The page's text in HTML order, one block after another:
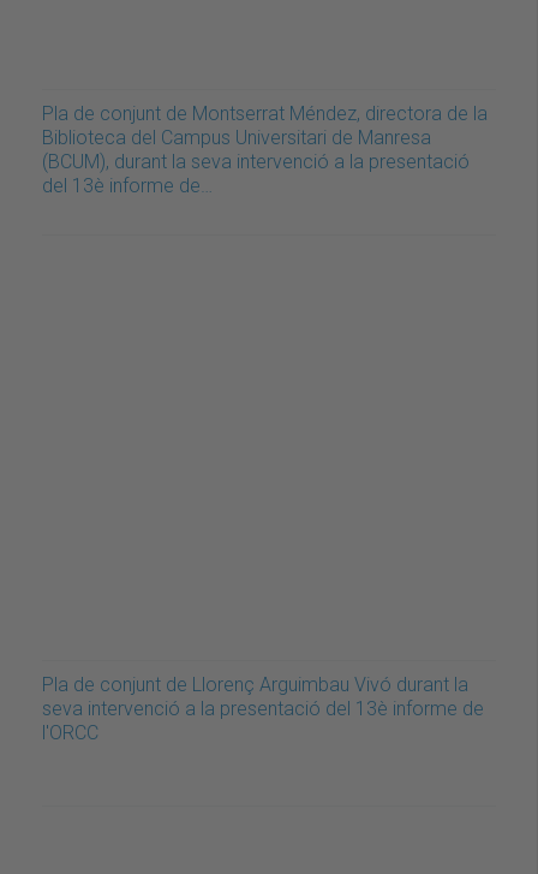
Pla de conjunt de Montserrat Méndez, directora de la
Biblioteca del Campus Universitari de Manresa
(BCUM), durant la seva intervenció a la presentació
del 13è informe de…
Pla de conjunt de Llorenç Arguimbau Vivó durant la
seva intervenció a la presentació del 13è informe de
l'ORCC